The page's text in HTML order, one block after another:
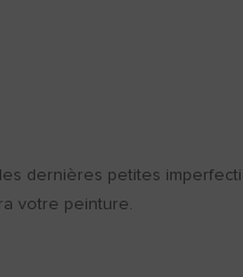
dernières petites
votre peinture.